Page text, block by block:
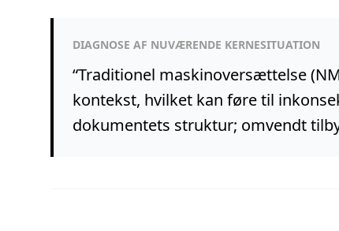
DIAGNOSE AF NUVÆRENDE KERNESITUATION
“Traditionel maskinoversættelse
kontekst, hvilket kan føre til
dokumentets struktur; omvendt